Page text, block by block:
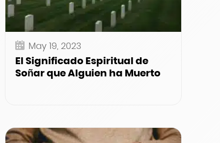
May 19, 2023
El Significado Espiritual de
Soñar que Alguien ha Muerto